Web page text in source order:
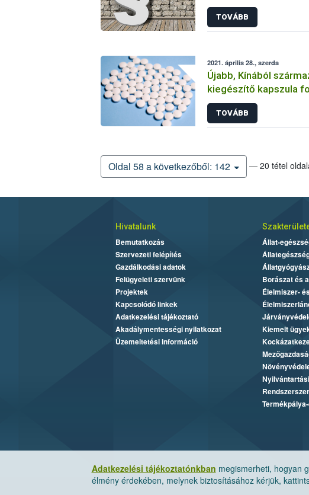
szabályait
TOVÁBB
2021. április 28., szerda
Újabb, Kínából
kiegészítő kapszula
tiltotta meg a Nébih
TOVÁBB
Oldal 58 a következőből: 142 — 20 tétel
Adatkezelési tájékoztatónkban megismerheti, hogyan
élmény érdekében, melynek biztosításához kérjük,
Hivatalunk
Bemutatkozás
Szervezeti felépítés
Gazdálkodási adatok
Felügyeleti szervünk
Projektek
Kapcsolódó linkek
Adatkezelési tájékoztató
Akadálymentességi nyilatkozat
Üzemeltetési információ
Állat-
Borászat és
Élelmiszer-
Kiemelt